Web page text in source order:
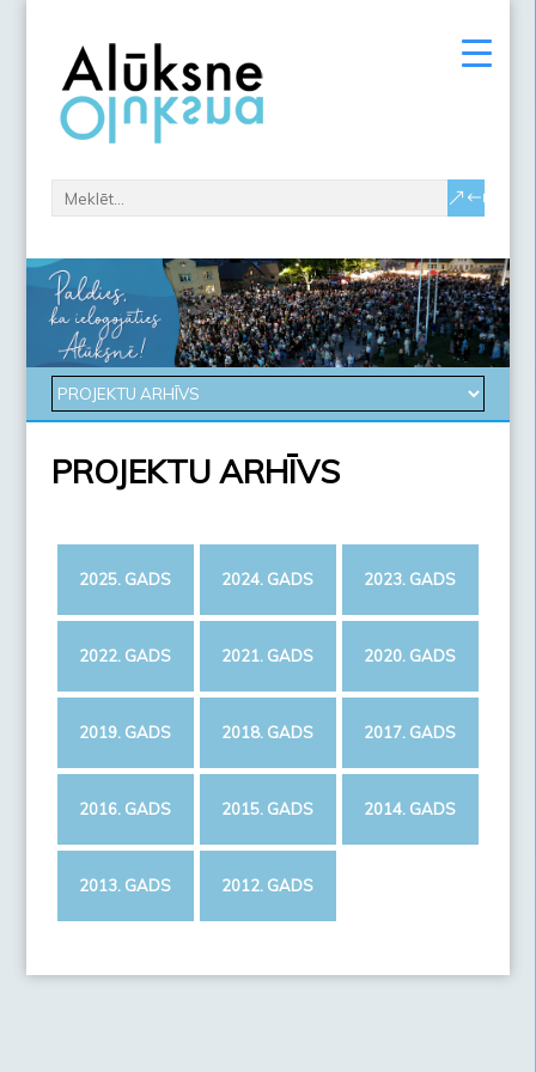
PROJEKTU ARHĪVS
2025. GADS 2024. GADS 2023. GADS
2022. GADS 2021. GADS 2020. GADS
2019. GADS 2018. GADS 2017. GADS
2016. GADS 2015. GADS 2014. GADS
2013. GADS 2012. GADS